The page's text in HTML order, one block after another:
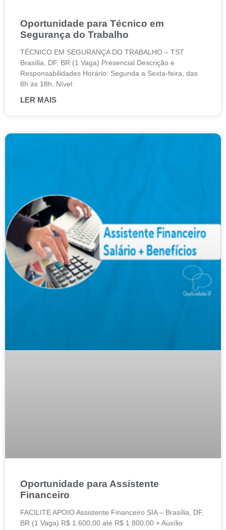
Oportunidade para Técnico em
Segurança do Trabalho
TÉCNICO EM SEGURANÇA DO TRABALHO – TST
Brasília, DF, BR (1 Vaga) Presencial Descrição e
Responsabilidades Horário: Segunda a Sexta-feira, das
8h às 18h. Nível:
LER MAIS
Oportunidade para Assistente
Financeiro
FACILITE APOIO Assistente Financeiro SIA – Brasília, DF,
BR (1 Vaga) R$ 1.600,00 até R$ 1.800,00 + Auxílio